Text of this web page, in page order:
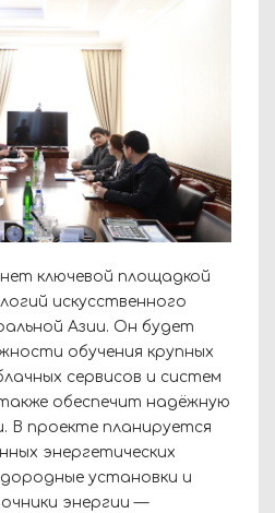
ключевой площадкой
искусственного
Азии. Он будет
обучения крупных
сервисов и систем
обеспечит надёжную
В проекте планируется
энергетических
установки и
энергии —